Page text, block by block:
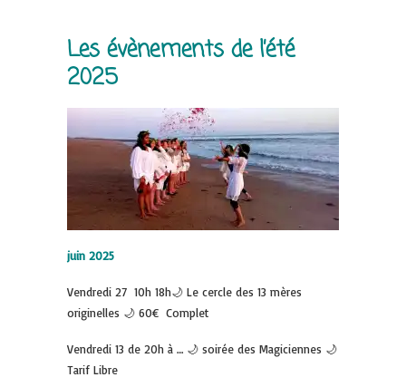
Les évènements de l’été
2025
juin 2025
Vendredi 27 10h 18h🌙 Le cercle des 13 mères
originelles 🌙 60€ Complet
Vendredi 13 de 20h à … 🌙 soirée des Magiciennes 🌙
Tarif Libre